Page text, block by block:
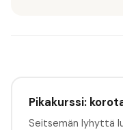
Pikakurssi:
Seitsemän lyhyttä